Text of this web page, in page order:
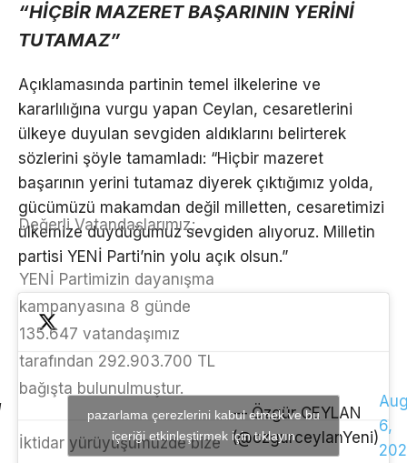
“HİÇBİR MAZERET BAŞARININ YERİNİ
TUTAMAZ”
Açıklamasında partinin temel ilkelerine ve
kararlılığına vurgu yapan Ceylan, cesaretlerini
ülkeye duyulan sevgiden aldıklarını belirterek
sözlerini şöyle tamamladı: “Hiçbir mazeret
başarının yerini tutamaz diyerek çıktığımız yolda,
gücümüzü makamdan değil milletten, cesaretimizi
ülkemize duyduğumuz sevgiden alıyoruz. Milletin
partisi YENİ Parti’nin yolu açık olsun.”
Değerli Vatandaşlarımız;
YENİ Partimizin dayanışma
kampanyasına 8 günde
135.647 vatandaşımız
tarafından 292.903.700 TL
bağışta bulunulmuştur.
İktidar yürüyüşümüzde bize
— Özgür CEYLAN
(@ozgurceylanYeni)
6,
pazarlama çerezlerini kabul etmek ve bu
içeriği etkinleştirmek için tıklayın